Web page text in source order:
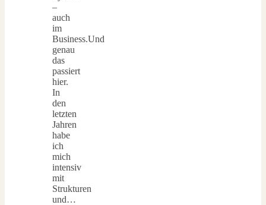
–
auch
im
Business.Und
genau
das
passiert
hier.
In
den
letzten
Jahren
habe
ich
mich
intensiv
mit
Strukturen
und…